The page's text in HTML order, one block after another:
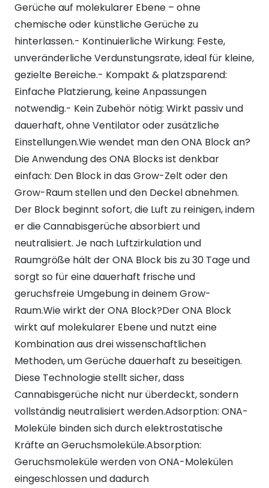
Gerüche auf molekularer Ebene – ohne
chemische oder künstliche Gerüche zu
hinterlassen.- Kontinuierliche Wirkung: Feste,
unveränderliche Verdunstungsrate, ideal für kleine,
gezielte Bereiche.- Kompakt & platzsparend:
Einfache Platzierung, keine Anpassungen
notwendig.- Kein Zubehör nötig: Wirkt passiv und
dauerhaft, ohne Ventilator oder zusätzliche
Einstellungen.Wie wendet man den ONA Block an?
Die Anwendung des ONA Blocks ist denkbar
einfach: Den Block in das Grow-Zelt oder den
Grow-Raum stellen und den Deckel abnehmen.
Der Block beginnt sofort, die Luft zu reinigen, indem
er die Cannabisgerüche absorbiert und
neutralisiert. Je nach Luftzirkulation und
Raumgröße hält der ONA Block bis zu 30 Tage und
sorgt so für eine dauerhaft frische und
geruchsfreie Umgebung in deinem Grow-
Raum.Wie wirkt der ONA Block?Der ONA Block
wirkt auf molekularer Ebene und nutzt eine
Kombination aus drei wissenschaftlichen
Methoden, um Gerüche dauerhaft zu beseitigen.
Diese Technologie stellt sicher, dass
Cannabisgerüche nicht nur überdeckt, sondern
vollständig neutralisiert werden.Adsorption: ONA-
Moleküle binden sich durch elektrostatische
Kräfte an Geruchsmoleküle.Absorption:
Geruchsmoleküle werden von ONA-Molekülen
eingeschlossen und dadurch